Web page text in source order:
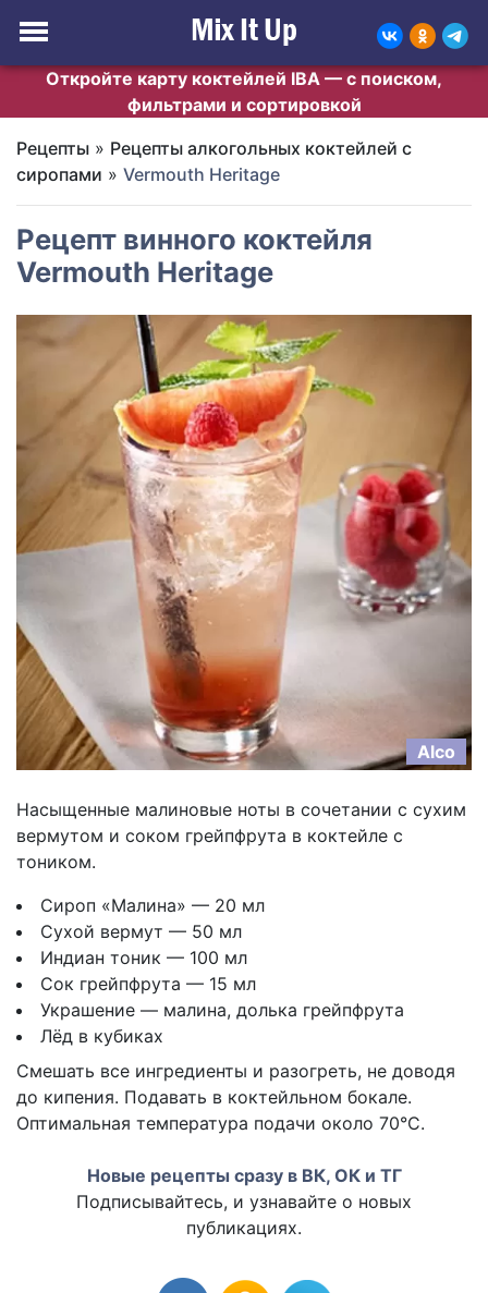
Откройте карту коктейлей IBA — с поиском,
фильтрами и сортировкой
Рецепты » Рецепты алкогольных коктейлей с
сиропами » Vermouth Heritage
Рецепт винного коктейля
Vermouth Heritage
Alco
Насыщенные малиновые ноты в сочетании с сухим
вермутом и соком грейпфрута в коктейле с
тоником.
Сироп «Малина» — 20 мл
Сухой вермут — 50 мл
Индиан тоник — 100 мл
Сок грейпфрута — 15 мл
Украшение — малина, долька грейпфрута
Лёд в кубиках
Смешать все ингредиенты и разогреть, не доводя
до кипения. Подавать в коктейльном бокале.
Оптимальная температура подачи около 70°C.
Новые рецепты сразу в ВК, ОК и ТГ
Подписывайтесь, и узнавайте о новых
публикациях.